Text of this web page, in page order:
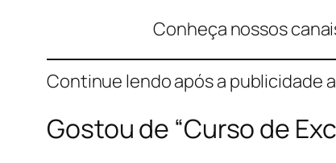
Conheça nossos
Continue lendo após a publicidade
Gostou de “Curso de